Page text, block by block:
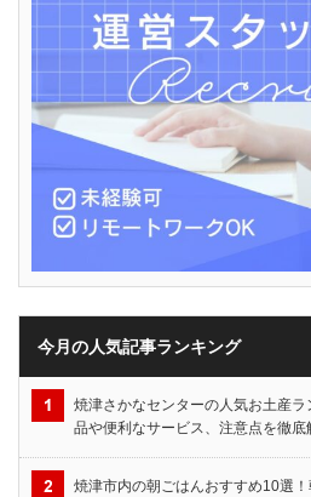
今月の人気記事ランキング
焼津さかなセンターの人気お土産
品や便利なサービス、注意点を徹底
焼津市内の朝ごはんおすすめ10選